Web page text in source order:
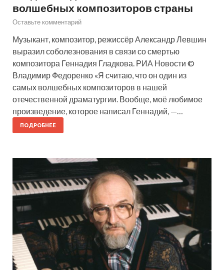
волшебных композиторов страны
Оставьте комментарий
Музыкант, композитор, режиссёр Александр Левшин
выразил соболезнования в связи со смертью
композитора Геннадия Гладкова. РИА Новости ©
Владимир Федоренко «Я считаю, что он один из
самых волшебных композиторов в нашей
отечественной драматургии. Вообще, моё любимое
произведение, которое написал Геннадий, —…
ПОДРОБНЕЕ